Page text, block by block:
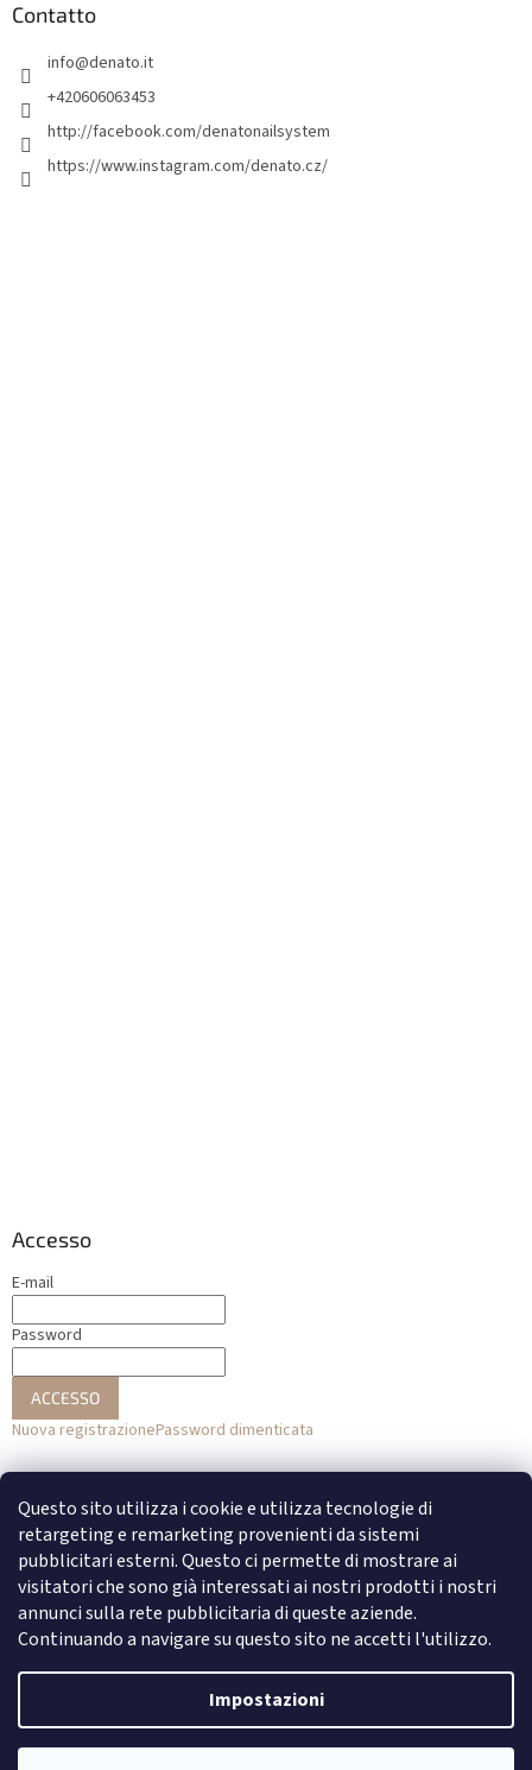
Questo sito utilizza i cookie e utilizza tecnologie di
retargeting e remarketing provenienti da sistemi
pubblicitari esterni. Questo ci permette di mostrare ai
visitatori che sono già interessati ai nostri prodotti i nostri
annunci sulla rete pubblicitaria di queste aziende.
Continuando a navigare su questo sito ne accetti l'utilizzo.
Impostazioni
Contatto
info@denato.it
+420606063453
http://facebook.com/denatonailsystem
https://www.instagram.com/denato.cz/
Accesso
E-mail
Password
ACCESSO
Nuova registrazionePassword dimenticata
o
Accesso con Facebook
Accesso con Google
Copyright 2026DENATO. Tutti i diritti riservati.Modifica delle